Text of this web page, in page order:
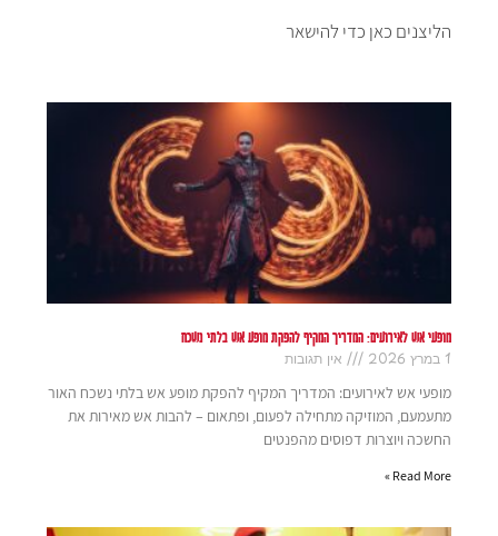
הליצנים כאן כדי להישאר
מופעי אש לאירועים: המדריך המקיף להפקת מופע אש בלתי נשכח
1 במרץ 2026
אין תגובות
מופעי אש לאירועים: המדריך המקיף להפקת מופע אש בלתי נשכח האור
מתעמעם, המוזיקה מתחילה לפעום, ופתאום – להבות אש מאירות את
החשכה ויוצרות דפוסים מהפנטים
Read More »